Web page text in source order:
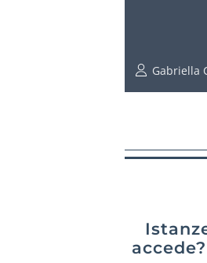
Gabriella